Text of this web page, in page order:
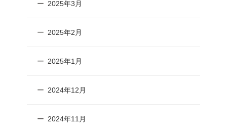
2025年3月
2025年2月
2025年1月
2024年12月
2024年11月